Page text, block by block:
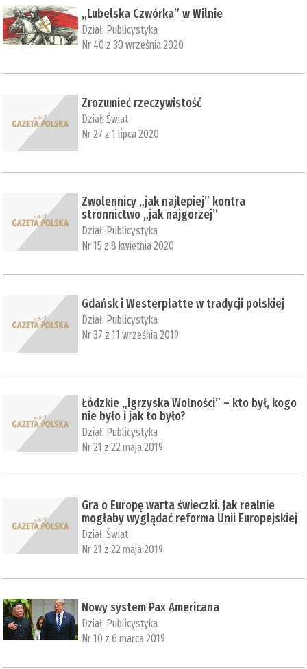
„Lubelska Czwórka” w Wilnie
Dział: Publicystyka
Nr 40 z 30 września 2020
Zrozumieć rzeczywistość
Dział:Świat
Nr 27 z 1 lipca 2020
Zwolennicy „jak najlepiej” kontra
stronnictwo „jak najgorzej”
Dział: Publicystyka
Nr 15 z 8 kwietnia 2020
Gdańsk i Westerplatte w tradycji polskiej
Dział: Publicystyka
Nr 37 z 11 września 2019
Łódzkie „Igrzyska Wolności” – kto był, kogo
nie było i jak to było?
Dział: Publicystyka
Nr 21 z 22 maja 2019
Gra o Europę warta świeczki. Jak realnie
mogłaby wyglądać reforma Unii Europejskiej
Dział:Świat
Nr 21 z 22 maja 2019
Nowy system Pax Americana
Dział: Publicystyka
Nr 10 z 6 marca 2019